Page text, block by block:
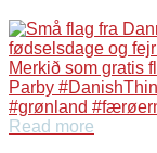
Read more